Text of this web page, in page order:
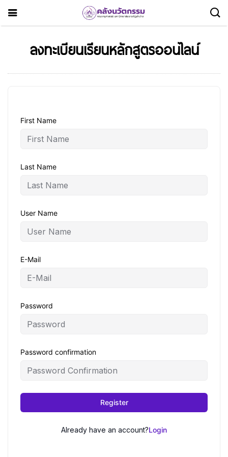
ลงทะเบียนเรียนหลักสูตรออนไลน์
First Name
Last Name
User Name
E-Mail
Password
Password confirmation
Register
Already have an account?Login